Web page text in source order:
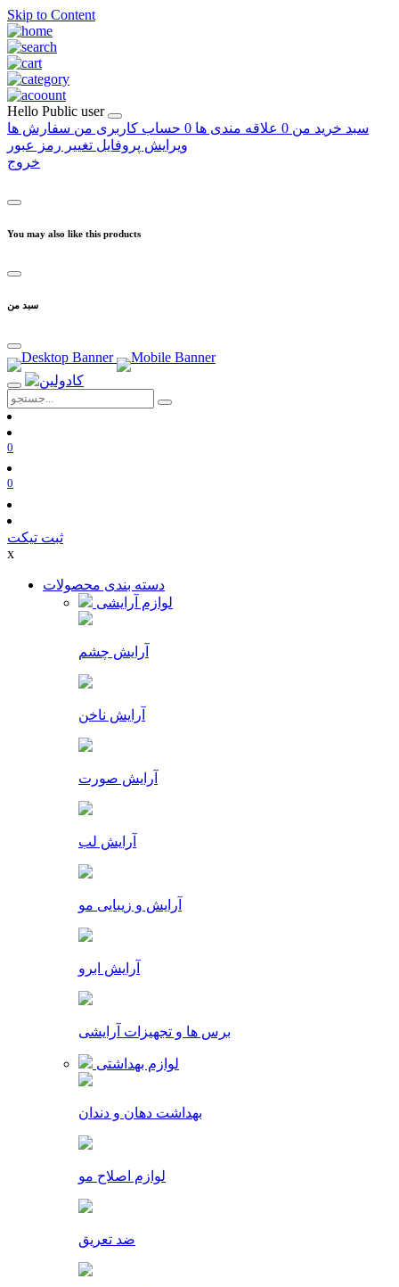
Skip to Content
Hello Public user
سبد خرید من 0 علاقه مندی ها 0 حساب کاربری من سفارش ها
ویرایش پروفایل تغییر رمز عبور
خروج
You may also like this products
سبد من
0
0
ثبت تیکت
x
دسته بندی محصولات
لوازم آرایشی
آرایش چشم
آرایش ناخن
آرایش صورت
آرایش لب
آرایش و زیبایی مو
آرایش ابرو
برس ها و تجهیزات آرایشی
لوازم بهداشتی
بهداشت دهان و دندان
لوازم اصلاح مو
ضد تعریق